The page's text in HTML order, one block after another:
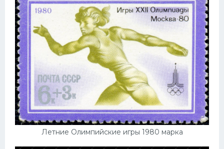
Летние Олимпийские игры 1980 марка